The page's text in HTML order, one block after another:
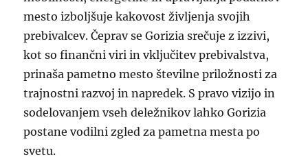
mesto izboljšuje kakovost življenja svojih
prebivalcev. Čeprav se Gorizia srečuje z izzivi,
kot so finančni viri in vključitev prebivalstva,
prinaša pametno mesto številne priložnosti za
trajnostni razvoj in napredek. S pravo vizijo in
sodelovanjem vseh deležnikov lahko Gorizia
postane vodilni zgled za pametna mesta po
svetu.